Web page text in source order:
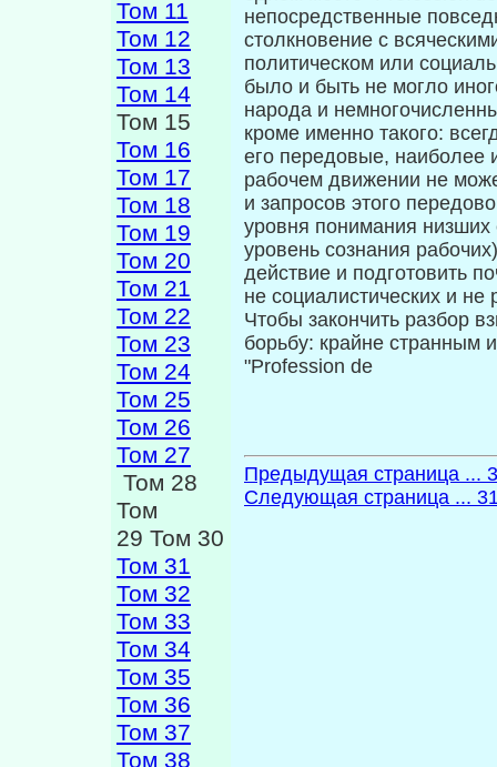
Том 11
Том 12
Том 13
Том 14
Том 15
Том 16
Том 17
Том 18
Том 19
Том 20
Том 21
Том 22
Том 23
Том 24
Том 25
Том 26
Том 27
Том 28
Том
29 Том 30
Том 31
Том 32
Том 33
Том 34
Том 35
Том 36
Том 37
Том 38
непосредственные
столкновение с
политическом или
было и быть не могло
народа и
кроме именно такого:
его передовые, наиболее
рабочем движении не
и запросов этого
уровня понимания низших
уровень сознания
действие и подгото­вить
не социалистических и
Чтобы закончить разбор
борьбу: крайне странным
"Profession de
Предыдущая страница ...
Следующая страница ...